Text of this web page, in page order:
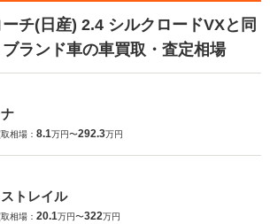
チ(日産) 2.4 シルクロードVXと同
ランド車の車買取・査定相場
相場： 8.1万円〜292.3万円
トレイル
相場： 20.1万円〜322万円